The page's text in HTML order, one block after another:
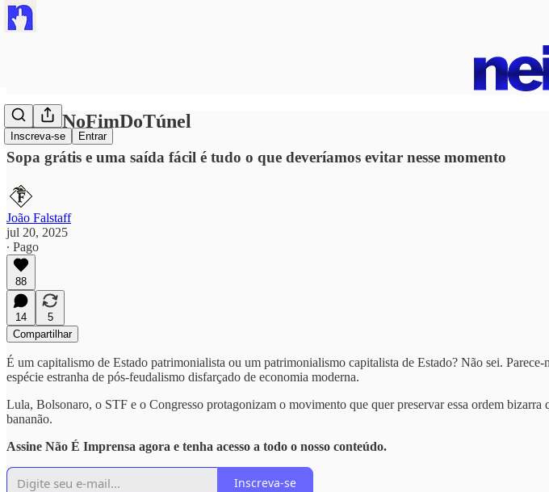
Inscreva-se Entrar
#ALuzNoFimDoTúnel
Sopa grátis e uma saída fácil é tudo o que deveríamos evitar nesse momento
João Falstaff
jul 20, 2025
∙ Pago
88
14
5
Compartilhar
É um capitalismo de Estado patrimonialista ou um patrimonialismo capitalista de Estado? Não sei.
espécie estranha de pós-feudalismo disfarçado de economia moderna.
Lula, Bolsonaro, o STF e o Congresso protagonizam o movimento que quer preservar essa ordem
bananão.
Assine Não É Imprensa agora e tenha acesso a todo o nosso conteúdo.
Inscreva-se